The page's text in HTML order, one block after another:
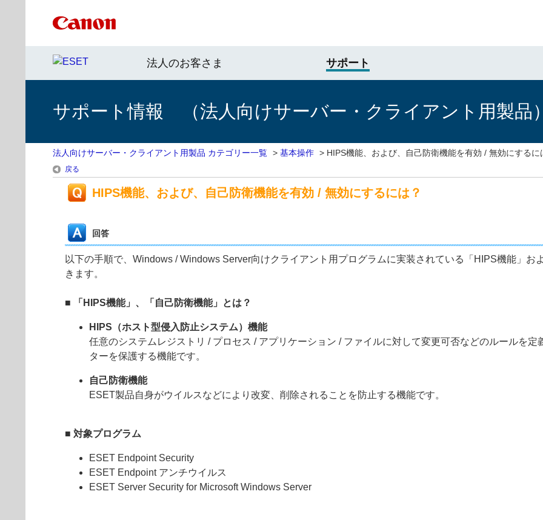
法人のお客さま サポート
サポート情報 （法人向けサーバー・クライアント用製品）
法人向けサーバー・クライアント用製品 カテゴリー一覧 > 基本操作 > HIPS機能、および、自己防衛機能を有効 / 無効にするに
戻る
HIPS機能、および、自己防衛機能を有効 / 無効にするには？
回答
以下の手順で、Windows / Windows Server向けクライアント用プログラムに実装されている「HIPS機能」お
きます。
■ 「HIPS機能」、「自己防衛機能」とは？
HIPS（ホスト型侵入防止システム）機能
任意のシステムレジストリ / プロセス / アプリケーション / ファイルに対して変更可否などのルールを
ターを保護する機能です。
自己防衛機能
ESET製品自身がウイルスなどにより改変、削除されることを防止する機能です。
■ 対象プログラム
ESET Endpoint Security
ESET Endpoint アンチウイルス
ESET Server Security for Microsoft Windows Server